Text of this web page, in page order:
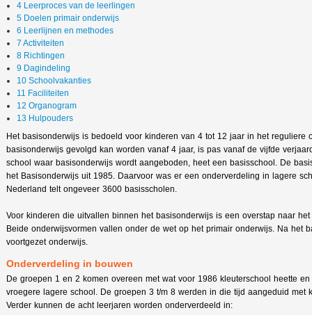
4 Leerproces van de leerlingen
5 Doelen primair onderwijs
6 Leerlijnen en methodes
7 Activiteiten
8 Richtingen
9 Dagindeling
10 Schoolvakanties
11 Faciliteiten
12 Organogram
13 Hulpouders
Het basisonderwijs is bedoeld voor kinderen van 4 tot 12 jaar in het reguliere
basisonderwijs gevolgd kan worden vanaf 4 jaar, is pas vanaf de vijfde
school waar basisonderwijs wordt aangeboden, heet een basisschool. De
het Basisonderwijs uit 1985. Daarvoor was er een onderverdeling in lagere
Nederland telt ongeveer 3600 basisscholen.
Voor kinderen die uitvallen binnen het basisonderwijs is een overstap naar
Beide onderwijsvormen vallen onder de wet op het primair onderwijs. Na het
voortgezet onderwijs.
Onderverdeling in bouwen
De groepen 1 en 2 komen overeen met wat voor 1986 kleuterschool heette
vroegere lagere school. De groepen 3 t/m 8 werden in die tijd aangeduid met
Verder kunnen de acht leerjaren worden onderverdeeld in: